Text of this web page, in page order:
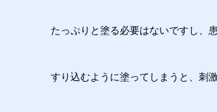
たっぷりと塗る必要はないですし、
すり込むように塗ってしまうと、刺